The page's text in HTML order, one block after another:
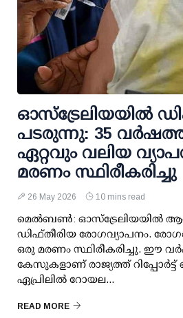
ഓസ്ട്രേലിയയില്‍
പടരുന്നു: 35
ഏറ്റവും വലിയ
മരണം സ്ഥിരീകരിച്ചു
26 May 2026 10 mins read
മെല്‍ബണ്‍: ഓസ്ട്രേലിയയില്‍
ഡിഫ്തീരിയ രോഗവ്യാപനം.
ഒരു മരണം സ്ഥിരീകരിച്ചു. ഈ
കേസുകളാണ് രാജ്യത്ത്
ഏപ്രിലില്‍ റോയല...
READ MORE